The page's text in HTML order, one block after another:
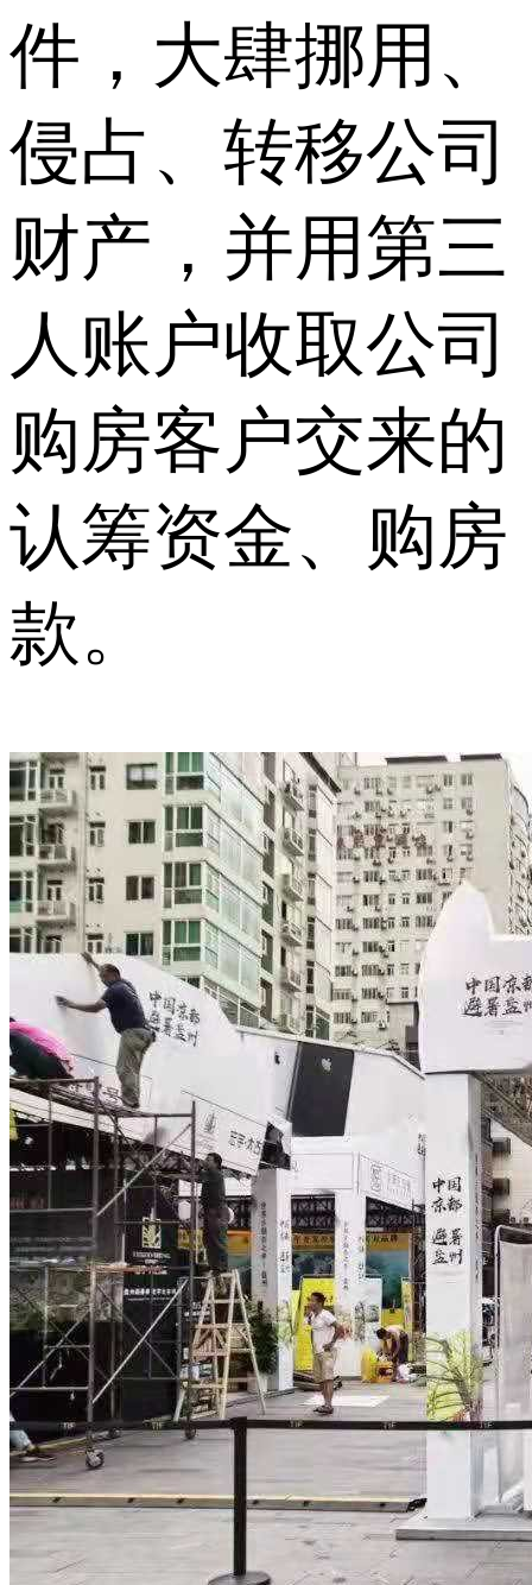
件，大肆挪用、
侵占、转移公司
财产，并用第三
人账户收取公司
购房客户交来的
认筹资金、购房
款。